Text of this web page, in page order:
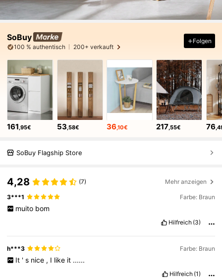
SoBuy
100 % authentisch 200+ verkauft
Folgen
161 ,95€ 53 ,58€ 36 ,10€ 217 ,55€ 76
SoBuy Flagship Store
4,28 (7) Mehr anzeigen
3***1 Farbe: Braun
muito bom
Hilfreich (3)
h***3 Farbe: Braun
It ' s nice , I like it ......
Hilfreich (1)